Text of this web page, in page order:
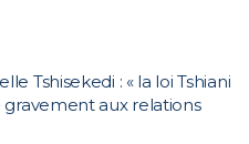
Tshisekedi : « la loi Tshiani
aux relations